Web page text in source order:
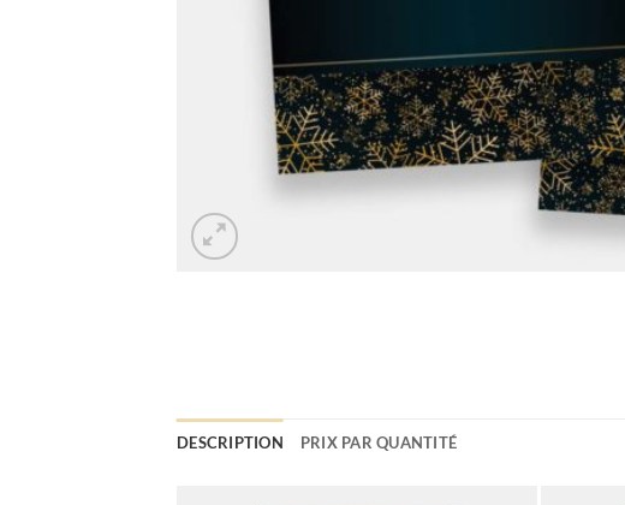
DESCRIPTION PRIX PAR QUANTITÉ